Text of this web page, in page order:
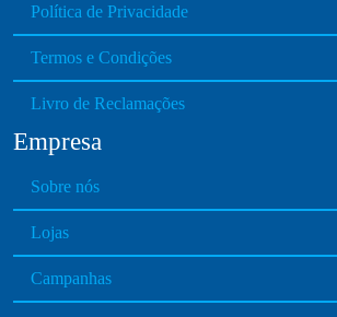
t
s
.
T
e
p
t
i
o
n
Política de Privacidade
Termos e Condições
Livro de Reclamações
Empresa
Sobre nós
Lojas
Campanhas